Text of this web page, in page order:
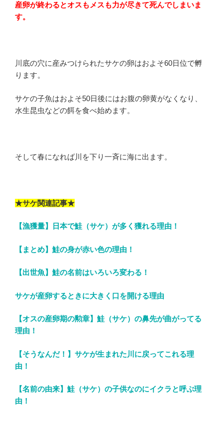
産卵が終わるとオスもメスも力が尽きて死んでしまいま
す。
川底の穴に産みつけられたサケの卵はおよそ60日位で孵
ります。
サケの子魚はおよそ50日後にはお腹の卵黄がなくなり、
水生昆虫などの餌を食べ始めます。
そして春になれば川を下り一斉に海に出ます。
★サケ関連記事★
【漁獲量】日本で鮭（サケ）が多く獲れる理由！
【まとめ】鮭の身が赤い色の理由！
【出世魚】鮭の名前はいろいろ変わる！
サケが産卵するときに大きく口を開ける理由
【オスの産卵期の勲章】鮭（サケ）の鼻先が曲がってる
理由！
【そうなんだ！】サケが生まれた川に戻ってこれる理
由！
【名前の由来】鮭（サケ）の子供なのにイクラと呼ぶ理
由！